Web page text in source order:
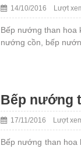
14/10/2016 Lượt
Bếp nướng than hoa
nướng cồn, bếp
Bếp nướng
17/11/2016 Lượt
Bếp nướng than hoa